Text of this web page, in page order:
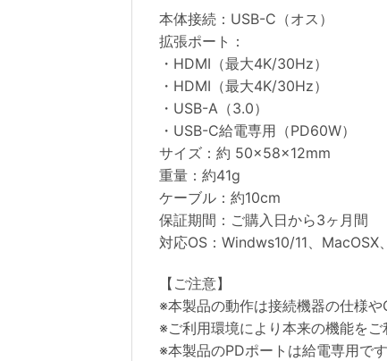
本体接続：USB-C（オス）
拡張ポート：
・HDMI（最大4K/30Hz）
・HDMI（最大4K/30Hz）
・USB-A（3.0）
・USB-C給電専用（PD60W）
サイズ：約 50×58×12mm
重量：約41g
ケーブル：約10cm
保証期間：ご購入日から3ヶ月間
対応OS：Windws10/11、
【ご注意】
※本製品の動作は接続機器の仕様や
※ご利用環境により本来の機能をご
※本製品のPDポートは給電専用です